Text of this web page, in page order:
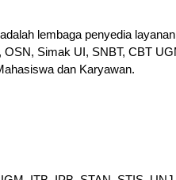
adalah lembaga penyedia
OSN, Simak UI, SNBT, CBT
dan Karyawan.